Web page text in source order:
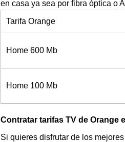
en casa ya sea por fibra óptica o
Tarifa Orange
Home 600 Mb
Home 100 Mb
Contratar tarifas TV de Orange
Si quieres disfrutar de los